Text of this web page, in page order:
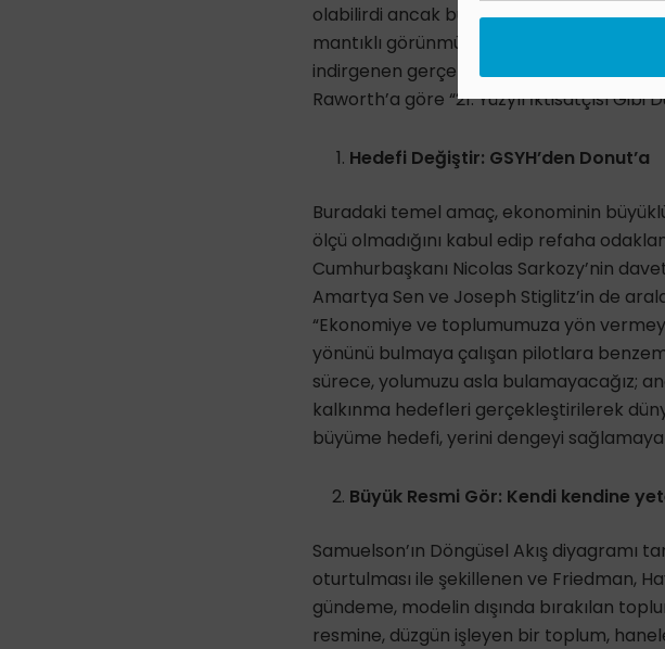
olabilirdi ancak bugün dünyanın
mantıklı görünmüyor. Newton’un
indirgenen gerçekler, küresel sistemin
Raworth’a göre “21. Yüzyıl İktisatçısı Gibi
Hedefi Değiştir: GSYH’den Donut’a
Buradaki temel amaç, ekonominin
ölçü olmadığını kabul edip refaha
Cumhurbaşkanı Nicolas Sarkozy’nin
Amartya Sen ve Joseph Stiglitz’in de
“Ekonomiye ve toplumumuza yön
yönünü bulmaya çalışan pilotlara
sürece, yolumuzu asla bulamayacağız;
kalkınma hedefleri gerçekleştirilerek
büyüme hedefi, yerini dengeyi sağlamaya
Büyük Resmi Gör: Kendi kendine
Samuelson’ın Döngüsel Akış diyagramı
otur­tulması ile şekillenen ve Friedman,
gündeme, modelin dışında bırakılan
resmine, düzgün işleyen bir toplum,